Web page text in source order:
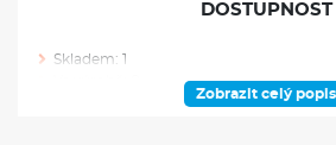
DOSTUPNOST
Skladem: 1
Zobrazit celý popis